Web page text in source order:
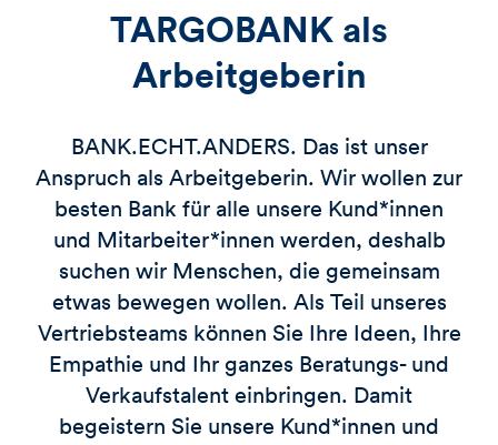
TARGOBANK als
Arbeitgeberin
BANK.ECHT.ANDERS. Das ist unser
Anspruch als Arbeitgeberin. Wir wollen zur
besten Bank für alle unsere Kund*innen
und Mitarbeiter*innen werden, deshalb
suchen wir Menschen, die gemeinsam
etwas bewegen wollen. Als Teil unseres
Vertriebsteams können Sie Ihre Ideen, Ihre
Empathie und Ihr ganzes Beratungs- und
Verkaufstalent einbringen. Damit
begeistern Sie unsere Kund*innen und